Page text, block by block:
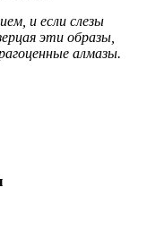
и если слезы
эти образы,
алмазы.